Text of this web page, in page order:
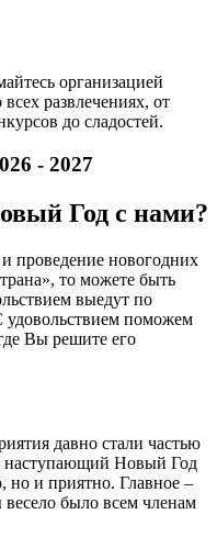
организацией
развлечениях, от
до сладостей.
- 2027
Год с нами?
проведение новогодних
то можете быть
выедут по
поможем
Вы решите его
давно стали частью
наступающий Новый Год
но и приятно. Главное –
весело было всем членам